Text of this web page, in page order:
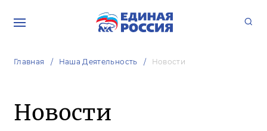
Главная Наша Деятельность Новости
Новости